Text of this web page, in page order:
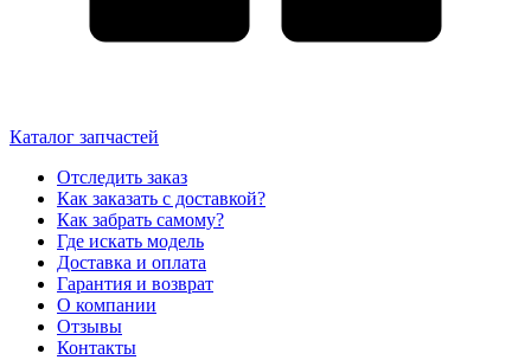
Каталог запчастей
Отследить заказ
Как заказать с доставкой?
Как забрать самому?
Где искать модель
Доставка и оплата
Гарантия и возврат
О компании
Отзывы
Контакты